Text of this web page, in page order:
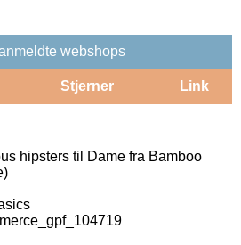
webshops
Stjerner Link
hipsters til Dame fra Bamboo